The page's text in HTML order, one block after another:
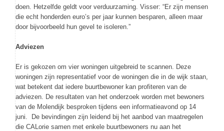
doen. Hetzelfde geldt voor verduurzaming. Visser: “Er zijn mensen
die echt honderden euro’s per jaar kunnen besparen, alleen maar
door bijvoorbeeld hun gevel te isoleren.”
Adviezen
Er is gekozen om vier woningen uitgebreid te scannen. Deze
woningen zijn representatief voor de woningen die in de wijk staan,
wat betekent dat iedere buurtbewoner kan profiteren van de
adviezen. De resultaten van het onderzoek worden met bewoners
van de Molendijk besproken tijdens een informatieavond op 14
juni. De bevindingen zijn leidend bij het aanbod van maatregelen
die CALorie samen met enkele buurtbewoners nu aan het